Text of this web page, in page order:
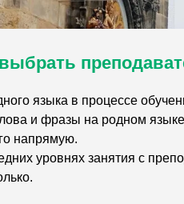
языка в процессе
и фразы на родном
напрямую.
уровнях занятия с